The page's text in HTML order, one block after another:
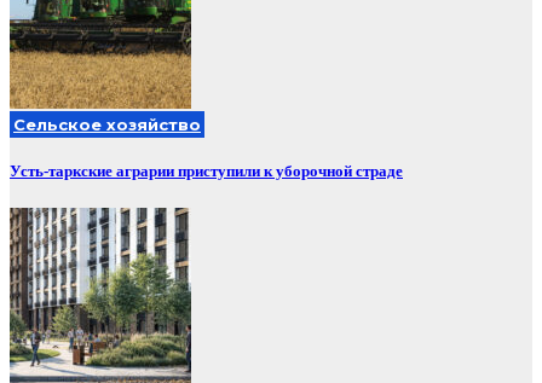
Сельское хозяйство
Усть-таркские аграрии приступили к уборочной страде